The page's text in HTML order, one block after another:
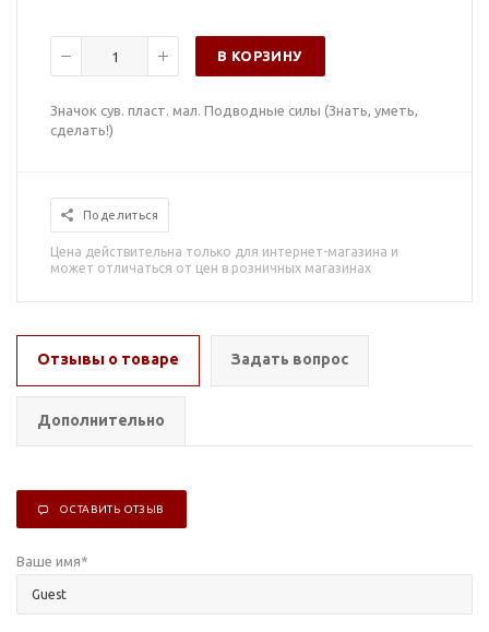
В КОРЗИНУ
Значок сув. пласт. мал. Подводные силы (Знать, уметь,
сделать!)
Поделиться
Цена действительна только для интернет-магазина и
может отличаться от цен в розничных магазинах
Отзывы о товаре Задать вопрос
Дополнительно
ОСТАВИТЬ ОТЗЫВ
Ваше имя*